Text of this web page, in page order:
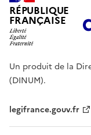
RÉPUBLIQUE
FRANÇAISE
Un produit de la
(DINUM).
legifrance.gouv.fr